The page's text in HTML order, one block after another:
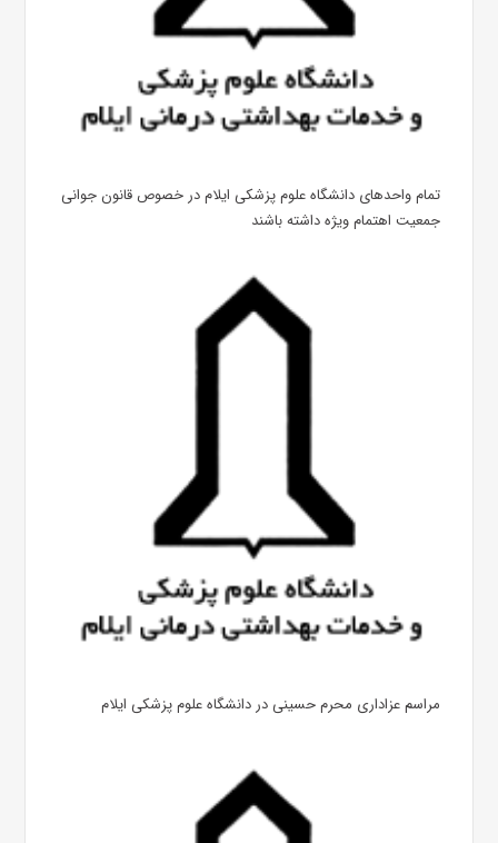
تمام واحدهای دانشگاه علوم پزشکی ایلام در خصوص قانون جوانی
جمعیت اهتمام ویژه داشته باشند
مراسم عزاداری محرم حسینی در دانشگاه علوم پزشکی ایلام